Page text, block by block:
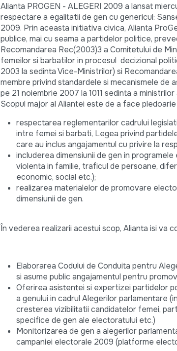
Alianta PROGEN - ALEGERI 2009 a lansat
respectare a egalitatii de gen cu genericul:
2009. Prin aceasta initiativa civica, Alianta
publice, mai cu seama a partidelor politice,
Recomandarea Rec(2003)3 a Comitetului de
femeilor si barbatilor in procesul decizional
2003 la sedinta Vice-Ministrilor) si
membre privind standardele si mecanismele de
pe 21 noiembrie 2007 la 1011 sedinta a
Scopul major al Aliantei este de a face
respectarea reglementarilor cadrului
intre femei si barbati, Legea privind
care au inclus angajamentul cu privire la
includerea dimensiunii de gen in
violenta in familie, traficul de persoane,
economic, social etc.);
realizarea materialelor de promovare
dimensiunii de gen.
În vederea realizarii acestui scop, Alianta isi
Elaborarea Codului de Conduita pentru
si asume public angajamentul pentru
Oferirea asistentei si expertizei partidelor
a genului in cadrul Alegerilor parlamentare
cresterea vizibilitatii candidatelor femei,
specifice de gen ale electoratului etc.)
Monitorizarea de gen a alegerilor
campaniei electorale 2009 (platforme